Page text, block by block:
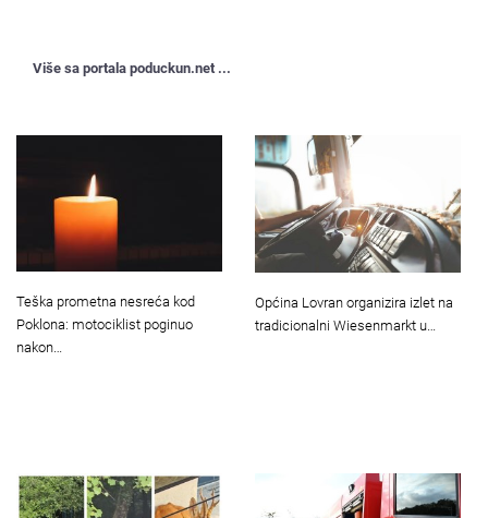
Više sa portala poduckun.net ...
Teška prometna nesreća kod
Poklona: motociklist poginuo
nakon…
Općina Lovran organizira izlet na
tradicionalni Wiesenmarkt u…